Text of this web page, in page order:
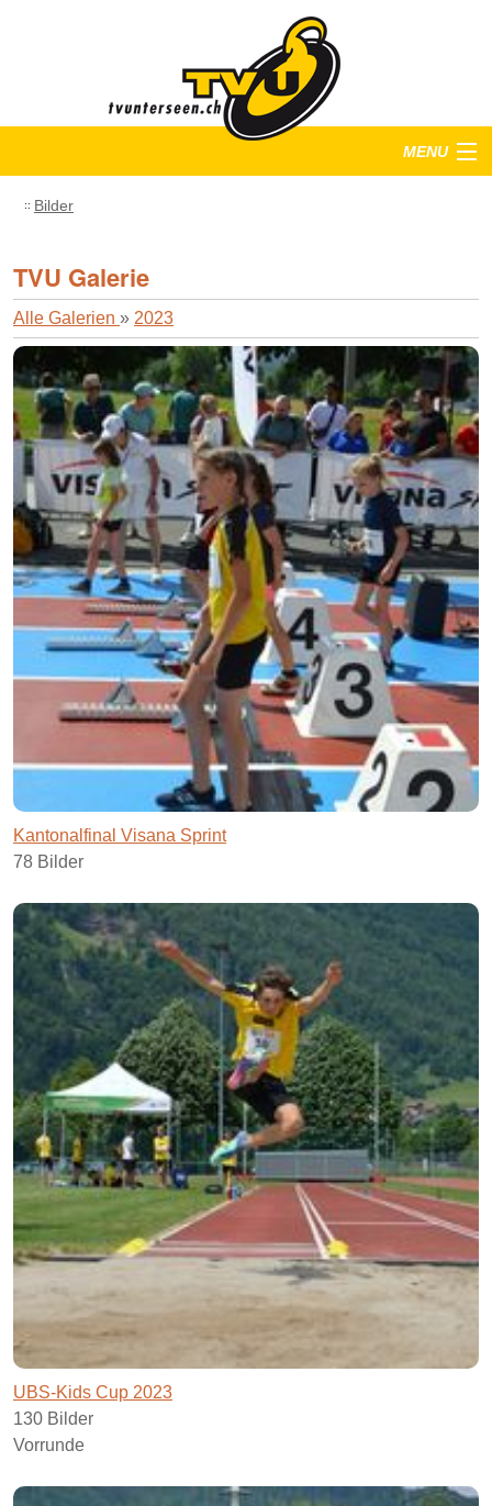
MENU
Anlässe
Verein
Bilder
Bilder
TVU Galerie
Alle Galerien » 2023
Kantonalfinal Visana Sprint
78 Bilder
UBS-Kids Cup 2023
130 Bilder
Vorrunde